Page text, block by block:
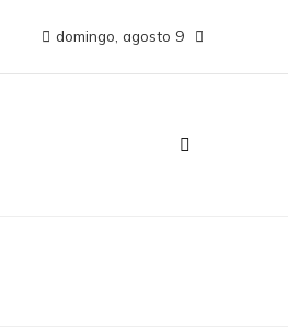
domingo, agosto 9